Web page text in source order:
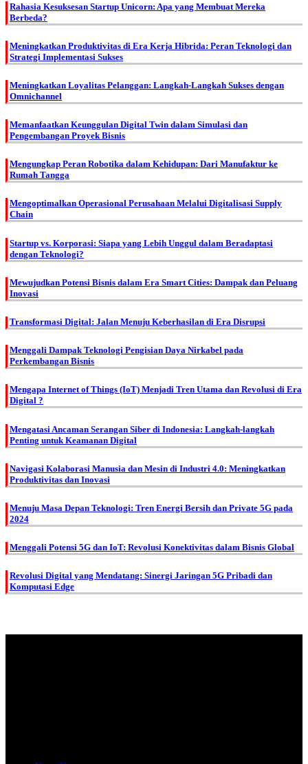
Rahasia Kesuksesan Startup Unicorn: Apa yang Membuat Mereka
Berbeda?
Meningkatkan Produktivitas di Era Kerja Hibrida: Peran Teknologi dan
Strategi Implementasi Sukses
Meningkatkan Loyalitas Pelanggan: Langkah-Langkah Sukses dengan
Omnichannel
Memanfaatkan Keunggulan Digital Twin dalam Simulasi dan
Pengembangan Proyek Bisnis
Mengungkap Peran Robotika dalam Kehidupan: Dari Manufaktur ke
Rumah Tangga
Mengoptimalkan Operasional Perusahaan Melalui Digitalisasi Supply
Chain
Startup vs. Korporasi: Siapa yang Lebih Unggul dalam Beradaptasi
dengan Teknologi?
Mewujudkan Potensi Bisnis dalam Era Smart Cities: Dampak dan Peluang
Inovasi
Transformasi Digital: Jalan Menuju Keberhasilan di Era Disrupsi
Menggali Dampak Teknologi Pengisian Daya Nirkabel pada
Perkembangan Bisnis
Mengapa Internet of Things (IoT) Menjadi Tren Utama dan Revolusi di Era
Digital ?
Mengatasi Ancaman Serangan Siber di Indonesia: Langkah-langkah
Penting untuk Keamanan Digital
Navigasi Kolaborasi Manusia dan Mesin di Industri 4.0: Meningkatkan
Produktivitas dan Inovasi
Menuju Masa Depan Teknologi: Tren Energi Bersih dan Private 5G pada
2024
Menggali Potensi 5G dan IoT: Revolusi Konektivitas dalam Bisnis Global
Revolusi Digital yang Mendatang: Sinergi Jaringan 5G Pribadi dan
Komputasi Edge